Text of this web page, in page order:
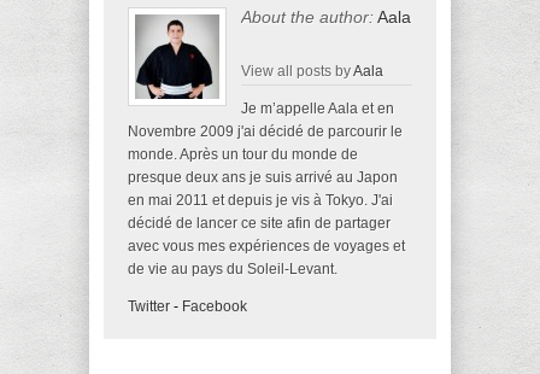
About the author:Aala
View all posts by Aala
Je m’appelle Aala et en
Novembre 2009 j'ai décidé de parcourir le
monde. Après un tour du monde de
presque deux ans je suis arrivé au Japon
en mai 2011 et depuis je vis à Tokyo. J'ai
décidé de lancer ce site afin de partager
avec vous mes expériences de voyages et
de vie au pays du Soleil-Levant.
Twitter - Facebook